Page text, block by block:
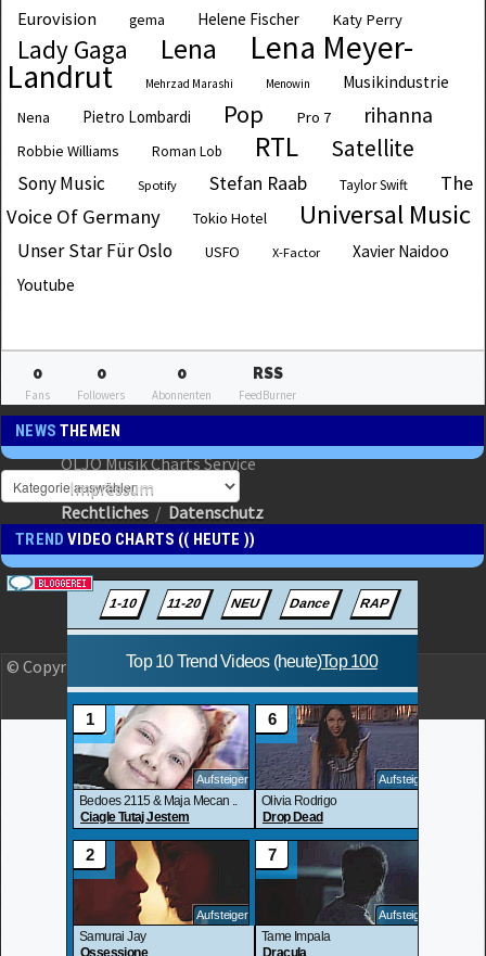
Eurovision gema Helene Fischer Katy Perry
Lady Gaga Lena Lena Meyer-
Landrut Mehrzad Marashi Menowin Musikindustrie
Nena Pietro Lombardi Pop Pro 7 rihanna
Robbie Williams Roman Lob RTL Satellite
Sony Music Spotify Stefan Raab Taylor Swift
The
Voice Of Germany
Tokio Hotel Universal Music
Unser Star Für Oslo USFO X-Factor
Xavier Naidoo
Youtube
0
Fans
0
Followers
0
Abonnenten
RSS
FeedBurner
NEWSTHEMEN
TRENDVIDEO CHARTS (( HEUTE ))
OLJO Musik Charts Service
Impressum
Rechtliches / Datenschutz
© Copyright 2023 OLJO